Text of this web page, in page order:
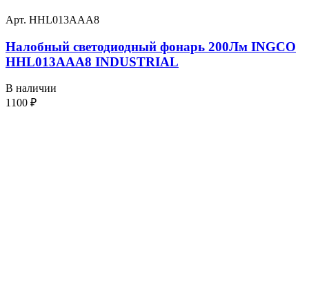
Арт. HHL013AAA8
Налобный светодиодный фонарь 200Лм INGCO
HHL013AAA8 INDUSTRIAL
В наличии
1100 ₽